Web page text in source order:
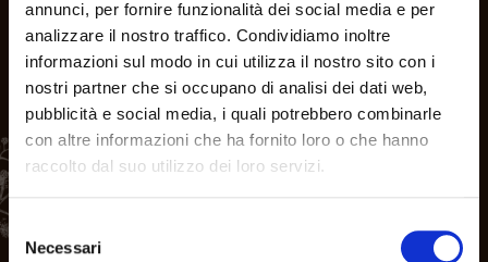
annunci, per fornire funzionalità dei social media e per
analizzare il nostro traffico. Condividiamo inoltre
informazioni sul modo in cui utilizza il nostro sito con i
nostri partner che si occupano di analisi dei dati web,
pubblicità e social media, i quali potrebbero combinarle
con altre informazioni che ha fornito loro o che hanno
raccolto dal suo utilizzo dei loro servizi.
Selezione
delNecessari
Certificazioni e altro